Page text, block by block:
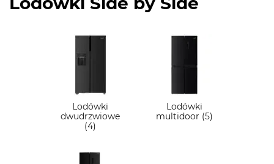
Lodówki
dwudrzwiowe
(4)
Lodówki
multidoor (5)